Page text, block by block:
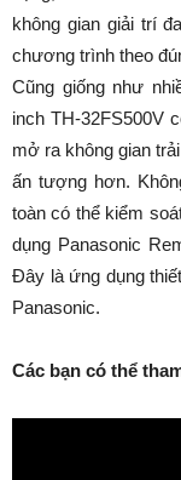
không gian giải trí
chương trình theo
Cũng giống như
inch TH-32FS500V
mở ra không gian
ấn tượng hơn.
toàn có thể kiểm
dụng Panasonic
Đây là ứng dụng
Panasonic.
Các bạn có thể